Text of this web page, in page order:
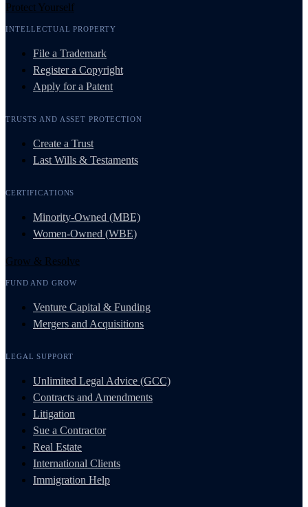
Protect Yourself
INTELLECTUAL PROPERTY
File a Trademark
Register a Copyright
Apply for a Patent
TRUSTS AND ASSET PROTECTION
Create a Trust
Last Wills & Testaments
CERTIFICATIONS
Minority-Owned (MBE)
Women-Owned (WBE)
Grow & Resolve
FUND AND GROW
Venture Capital & Funding
Mergers and Acquisitions
LEGAL SUPPORT
Unlimited Legal Advice (GCC)
Contracts and Amendments
Litigation
Sue a Contractor
Real Estate
International Clients
Immigration Help